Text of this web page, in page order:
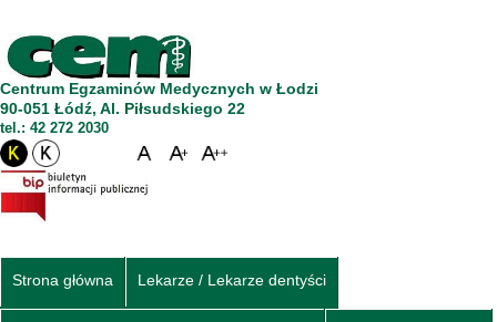
Centrum Egzaminów Medycznych w Łodzi
90-051 Łódź, Al. Piłsudskiego 22
tel.: 42 272 2030
Strona główna Lekarze / Lekarze dentyści